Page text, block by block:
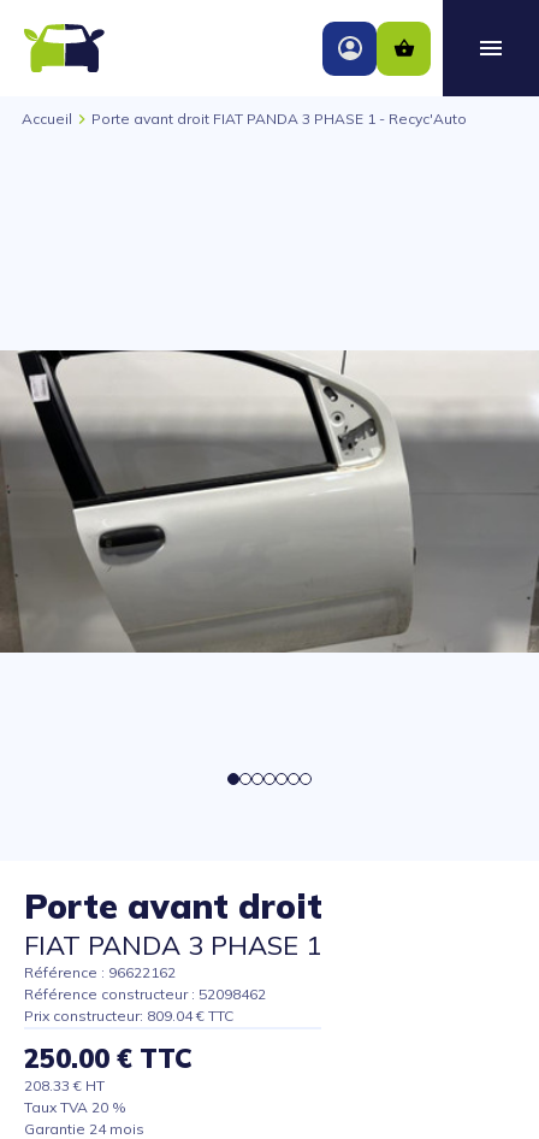
Accueil Porte avant droit FIAT PANDA 3 PHASE 1 - Recyc'Auto
Porte avant droit
FIAT PANDA 3 PHASE 1
Référence : 96622162
Référence constructeur : 52098462
Prix constructeur: 809.04 € TTC
250.00 € TTC
208.33 € HT
Taux TVA 20 %
Garantie 24 mois